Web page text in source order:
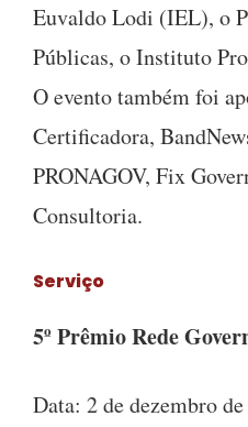
Euvaldo Lodi (IEL), o
Públicas, o Instituto
O evento também foi
Certificadora,
PRONAGOV, Fix
Consultoria.
Serviço
5º Prêmio Rede
Data: 2 de dezembro